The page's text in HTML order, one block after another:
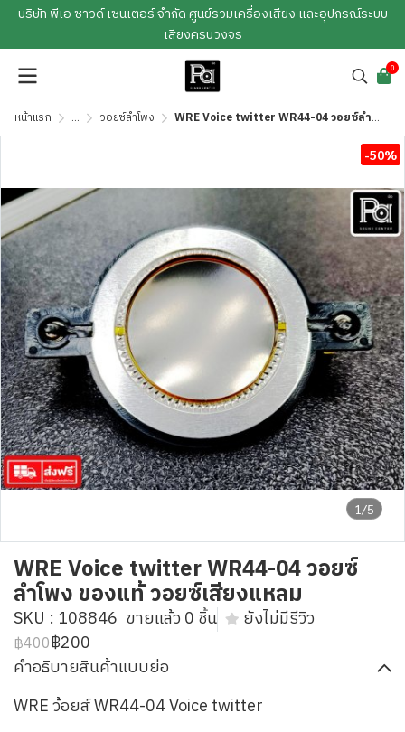
บริษัท พีเอ ซาวด์ เซนเตอร์ จำกัด ศูนย์รวมเครื่องเสียง และอุปกรณ์ระบบ
เสียงครบวงจร
0
หน้าแรก ... วอยซ์ลำโพง WRE Voice twitter WR44-04 วอยซ์ลำโพง ของแท้ วอยซ์เสียงแหลม
1/5
-50%
WRE Voice twitter WR44-04 วอยซ์
ลำโพง ของแท้ วอยซ์เสียงแหลม
SKU : 108846 ขายแล้ว 0 ชิ้น ยังไม่มีรีวิว
฿400฿200
คำอธิบายสินค้าแบบย่อ
WRE ว้อยส์ WR44-04 Voice twitter